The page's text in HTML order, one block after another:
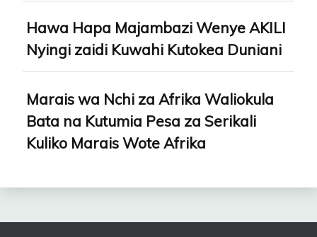
Hawa Hapa Majambazi Wenye AKILI
Nyingi zaidi Kuwahi Kutokea Duniani
Marais wa Nchi za Afrika Waliokula
Bata na Kutumia Pesa za Serikali
Kuliko Marais Wote Afrika